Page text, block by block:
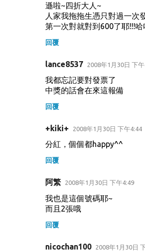
遜啦~四折大人~
人家我拖拖生憑只對過一次
第一次對就對到600了耶!!!哈
回覆
lance8537 2008年1月30日 下
我都忘記要對發票了
中獎的話會在來這報備
回覆
+kiki+ 2008年1月30日 下午4:44
分紅，個個都happy^^
回覆
阿繁 2008年1月30日 下午4:49
我也是這個號碼耶~
而且2張哦
回覆
nicochan100 2008年1月30日